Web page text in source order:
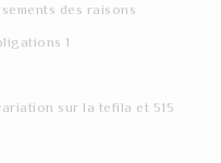
des raisons
1
sur la tefila et 515